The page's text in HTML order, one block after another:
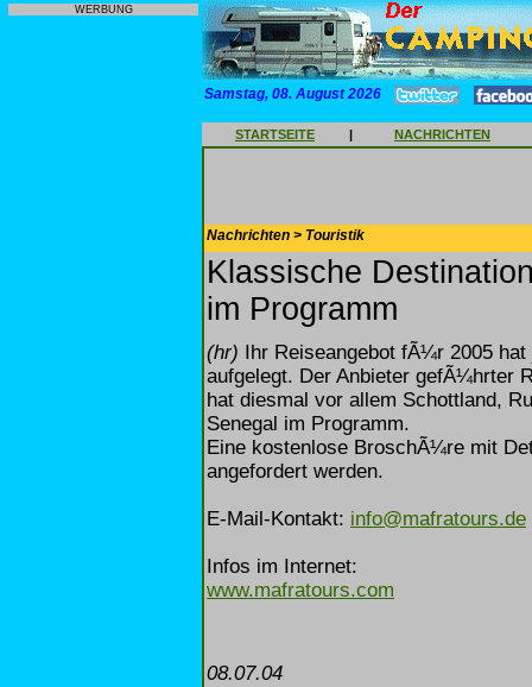
WERBUNG
Samstag, 08. August 2026
STARTSEITE | NACHRICHTEN
Nachrichten > Touristik
Klassische
im Programm
(hr) Ihr Reiseangebot fÃ¼r 2005
aufgelegt. Der Anbieter gefÃ¼hrter
hat diesmal vor allem Schottland,
Senegal im Programm.
Eine kostenlose BroschÃ¼re mit
angefordert werden.
E-Mail-Kontakt: info@mafratours.de
Infos im Internet:
www.mafratours.com
08.07.04